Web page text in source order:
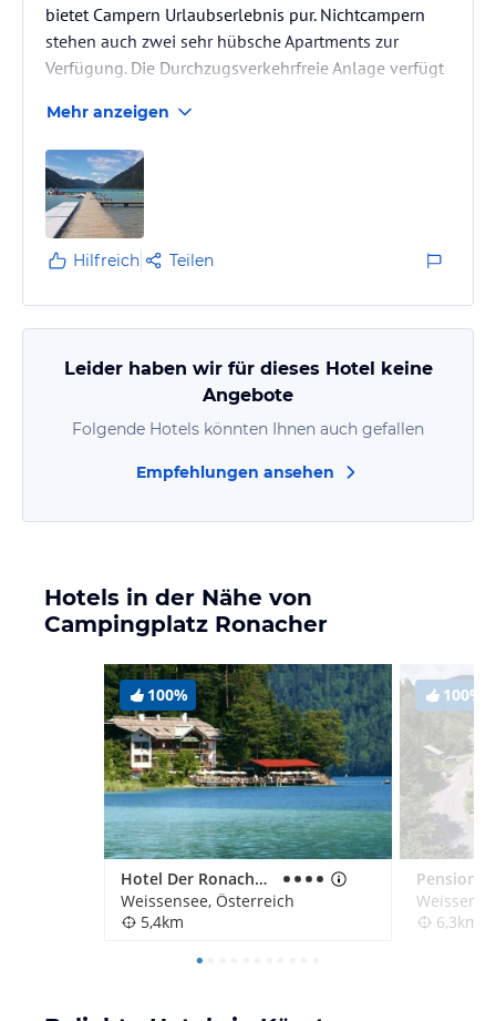
bietet Campern Urlaubserlebnis pur. Nichtcampern
stehen auch zwei sehr hübsche Apartments zur
Verfügung. Die Durchzugsverkehrfreie Anlage verfügt
Komfortplätze. Eine Familie (2 Erwachsene und 1
Kind) bezahlt hier pro Tag für einen Stellplatz mit
Strom in der Vor- und Nachsaison gerade mal knapp
28 Euro plus Orts- und Nächtigungstaxe. Die
Versorgung mit Strom, Gas und Wasser ist jederzeit
gewährleistet. In der Mitte…
Mehr anzeigen
Hilfreich Teilen
Leider haben wir für dieses Hotel keine
Angebote
Folgende Hotels könnten Ihnen auch gefallen
Empfehlungen ansehen
Hotels in der Nähe von
Campingplatz Ronacher
100%
Hotel Der Ronacherfels Waterfront
Weissensee, Österreich
5,4km
100%
Pension
6,3km